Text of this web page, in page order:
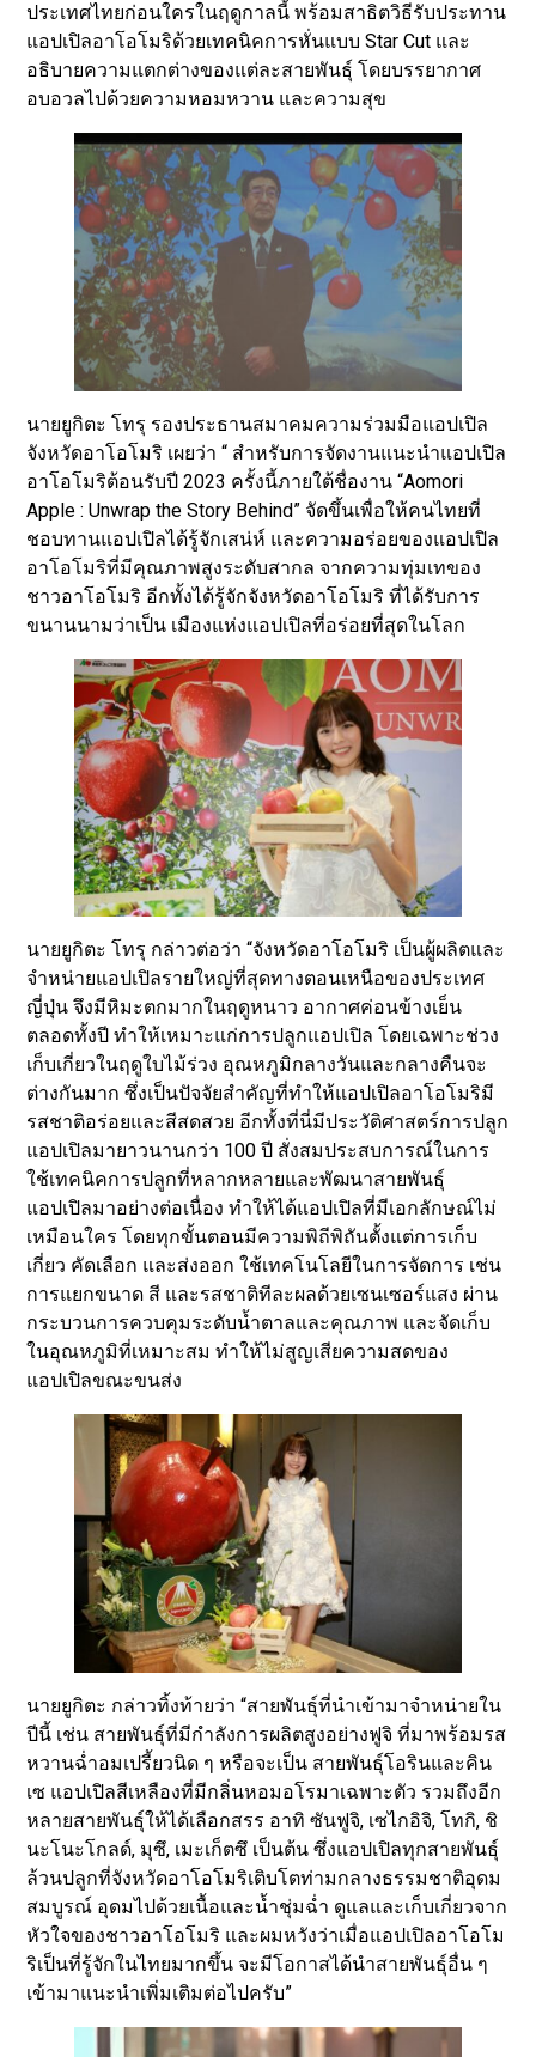
ประเทศไทยก่อนใครในฤดูกาลนี้ พร้อมสาธิตวิธีรับประทาน
แอปเปิลอาโอโมริด้วยเทคนิคการหั่นแบบ Star Cut และ
อธิบายความแตกต่างของแต่ละสายพันธุ์ โดยบรรยากาศ
อบอวลไปด้วยความหอมหวาน และความสุข
นายยูกิตะ โทรุ รองประธานสมาคมความร่วมมือแอปเปิล
จังหวัดอาโอโมริ เผยว่า “ สำหรับการจัดงานแนะนำแอปเปิล
อาโอโมริต้อนรับปี 2023 ครั้งนี้ภายใต้ชื่องาน “Aomori
Apple : Unwrap the Story Behind” จัดขึ้นเพื่อให้คนไทยที่
ชอบทานแอปเปิลได้รู้จักเสน่ห์ และความอร่อยของแอปเปิล
อาโอโมริที่มีคุณภาพสูงระดับสากล จากความทุ่มเทของ
ชาวอาโอโมริ อีกทั้งได้รู้จักจังหวัดอาโอโมริ ที่ได้รับการ
ขนานนามว่าเป็น เมืองแห่งแอปเปิลที่อร่อยที่สุดในโลก
นายยูกิตะ โทรุ กล่าวต่อว่า “จังหวัดอาโอโมริ เป็นผู้ผลิตและ
จำหน่ายแอปเปิลรายใหญ่ที่สุดทางตอนเหนือของประเทศ
ญี่ปุ่น จึงมีหิมะตกมากในฤดูหนาว อากาศค่อนข้างเย็น
ตลอดทั้งปี ทำให้เหมาะแก่การปลูกแอปเปิล โดยเฉพาะช่วง
เก็บเกี่ยวในฤดูใบไม้ร่วง อุณหภูมิกลางวันและกลางคืนจะ
ต่างกันมาก ซึ่งเป็นปัจจัยสำคัญที่ทำให้แอปเปิลอาโอโมริมี
รสชาติอร่อยและสีสดสวย อีกทั้งที่นี่มีประวัติศาสตร์การปลูก
แอปเปิลมายาวนานกว่า 100 ปี สั่งสมประสบการณ์ในการ
ใช้เทคนิคการปลูกที่หลากหลายและพัฒนาสายพันธุ์
แอปเปิลมาอย่างต่อเนื่อง ทำให้ได้แอปเปิลที่มีเอกลักษณ์ไม่
เหมือนใคร โดยทุกขั้นตอนมีความพิถีพิถันตั้งแต่การเก็บ
เกี่ยว คัดเลือก และส่งออก ใช้เทคโนโลยีในการจัดการ เช่น
การแยกขนาด สี และรสชาติทีละผลด้วยเซนเซอร์แสง ผ่าน
กระบวนการควบคุมระดับน้ำตาลและคุณภาพ และจัดเก็บ
ในอุณหภูมิที่เหมาะสม ทำให้ไม่สูญเสียความสดของ
แอปเปิลขณะขนส่ง
นายยูกิตะ กล่าวทิ้งท้ายว่า “สายพันธุ์ที่นำเข้ามาจำหน่ายใน
ปีนี้ เช่น สายพันธุ์ที่มีกำลังการผลิตสูงอย่างฟูจิ ที่มาพร้อมรส
หวานฉ่ำอมเปรี้ยวนิด ๆ หรือจะเป็น สายพันธุ์โอรินและคิน
เซ แอปเปิลสีเหลืองที่มีกลิ่นหอมอโรมาเฉพาะตัว รวมถึงอีก
หลายสายพันธุ์ให้ได้เลือกสรร อาทิ ซันฟูจิ, เซไกอิจิ, โทกิ, ชิ
นะโนะโกลด์, มุซึ, เมะเก็ตซึ เป็นต้น ซึ่งแอปเปิลทุกสายพันธุ์
ล้วนปลูกที่จังหวัดอาโอโมริเติบโตท่ามกลางธรรมชาติอุดม
สมบูรณ์ อุดมไปด้วยเนื้อและน้ำชุ่มฉ่ำ ดูแลและเก็บเกี่ยวจาก
หัวใจของชาวอาโอโมริ และผมหวังว่าเมื่อแอปเปิลอาโอโม
ริเป็นที่รู้จักในไทยมากขึ้น จะมีโอกาสได้นำสายพันธุ์อื่น ๆ
เข้ามาแนะนำเพิ่มเติมต่อไปครับ”